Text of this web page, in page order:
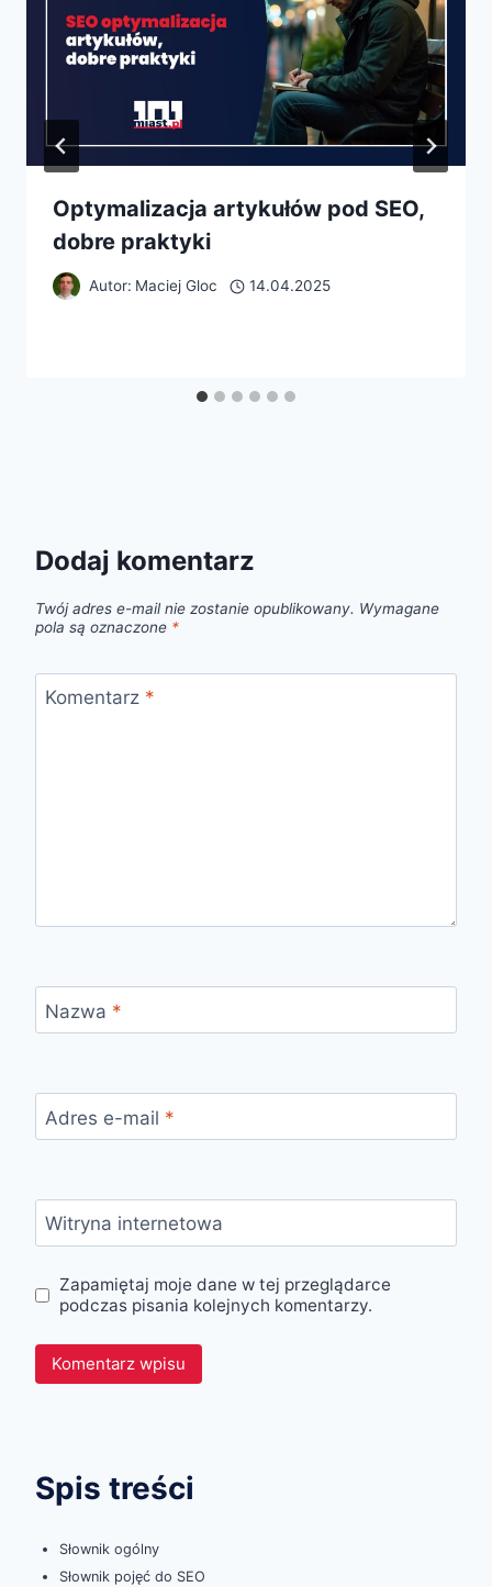
Optymalizacja artykułów pod SEO,
dobre praktyki
Autor: Maciej Gloc 14.04.2025
Dodaj komentarz
Twój adres e-mail nie zostanie opublikowany. Wymagane
pola są oznaczone *
Komentarz *
Nazwa *
Adres e-mail *
Witryna internetowa
Zapamiętaj moje dane w tej przeglądarce
podczas pisania kolejnych komentarzy.
Spis treści
Słownik ogólny
Słownik pojęć do SEO